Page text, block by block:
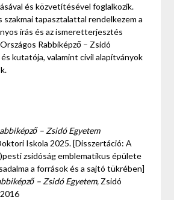
és közvetítésével foglalkozik.
szakmai tapasztalattal rendelkezem a
írás és az ismeretterjesztés
Rabbiképző – Zsidó
kutatója, valamint civil alapítványok
– Zsidó Egyetem
Iskola 2025. [Disszertáció: A
zsidóság emblematikus épülete
a források és a sajtó tükrében]
– Zsidó Egyetem, Zsidó